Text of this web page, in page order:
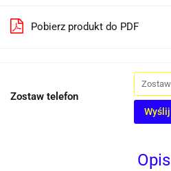
Pobierz produkt do PDF
Zostaw telefon
Wyślij
Opis